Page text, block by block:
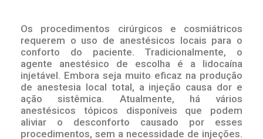
Os procedimentos cirúrgicos e cosmiátricos
requerem o uso de anestésicos locais para o
conforto do paciente. Tradicionalmente, o
agente anestésico de escolha é a lidocaína
injetável. Embora seja muito eficaz na produção
de anestesia local total, a injeção causa dor e
ação sistêmica. Atualmente, há vários
anestésicos tópicos disponíveis que podem
aliviar o desconforto causado por esses
procedimentos, sem a necessidade de injeções.